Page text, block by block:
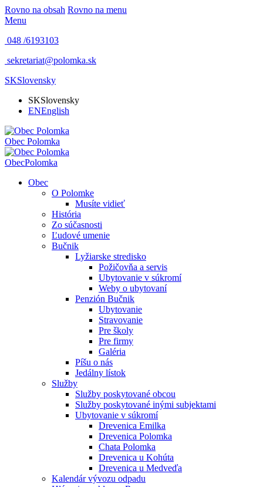
Rovno na obsah Rovno na menu
Menu
048 /6193103
sekretariat@polomka.sk
SKSlovensky
SKSlovensky
ENEnglish
Obec Polomka
ObecPolomka
Obec
O Polomke
Musíte vidieť
História
Zo súčasnosti
Ľudové umenie
Bučnik
Lyžiarske stredisko
Požičovňa a servis
Ubytovanie v súkromí
Weby o ubytovaní
Penzión Bučnik
Ubytovanie
Stravovanie
Pre školy
Pre firmy
Galéria
Píšu o nás
Jedálny lístok
Služby
Služby poskytované obcou
Služby poskytované inými subjektami
Ubytovanie v súkromí
Drevenica Emilka
Drevenica Polomka
Chata Polomka
Drevenica u Kohúta
Drevenica u Medveďa
Kalendár vývozu odpadu